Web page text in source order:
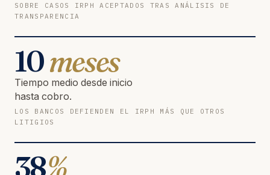
SOBRE CASOS IRPH ACEPTADOS TRAS ANÁLISIS DE
TRANSPARENCIA
10meses
Tiempo medio desde inicio
hasta cobro.
LOS BANCOS DEFIENDEN EL IRPH MÁS QUE OTROS
LITIGIOS
38%